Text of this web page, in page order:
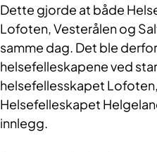
Dette gjorde at både
Lofoten, Vesterålen og
samme dag. Det ble
helsefelleskapene ved
helsefellesskapet
Helsefelleskapet
innlegg.